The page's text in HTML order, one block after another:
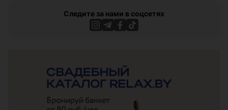
Следите за нами в соцсетях